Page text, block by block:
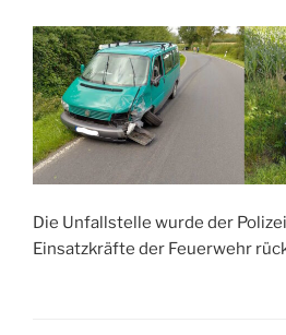
Die Unfallstelle wurde der
Einsatzkräfte der Feuerwehr